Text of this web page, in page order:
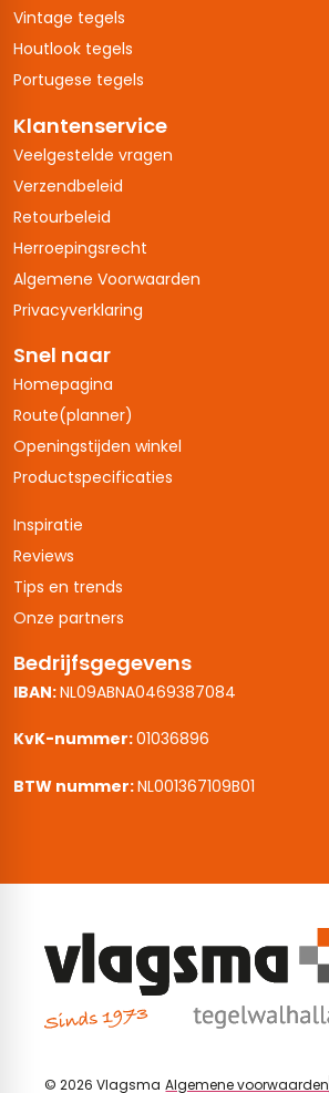
Vintage tegels
Houtlook tegels
Portugese tegels
Klantenservice
Veelgestelde vragen
Verzendbeleid
Retourbeleid
Herroepingsrecht
Algemene Voorwaarden
Privacyverklaring
Snel naar
Homepagina
Route(planner)
Openingstijden winkel
Productspecificaties
Inspiratie
Reviews
Tips en trends
Onze partners
Bedrijfsgegevens
IBAN:NL09ABNA0469387084
KvK-nummer:01036896
BTW nummer:NL001367109B01
© 2026 Vlagsma Algemene voorwaarden